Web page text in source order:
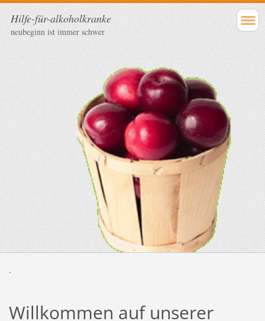
Hilfe-für-alkoholkranke
neubeginn ist immer schwer
.
Willkommen auf unserer